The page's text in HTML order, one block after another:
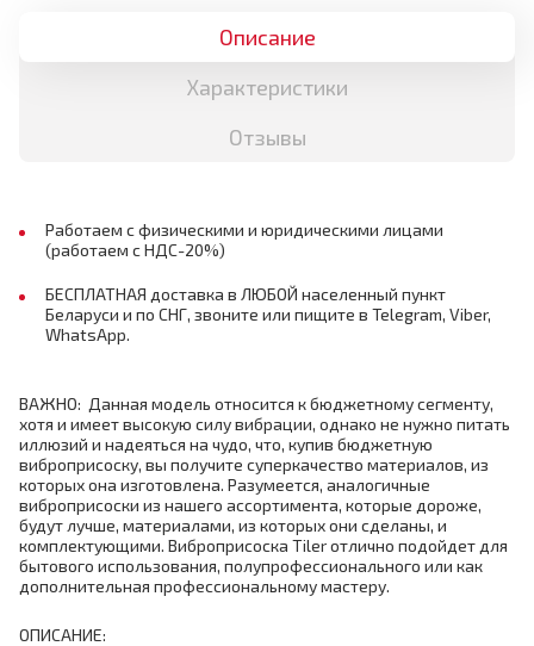
Описание
Характеристики
Отзывы
Работаем с физическими и юридическими лицами
(работаем с НДС-20%)
БЕСПЛАТНАЯ доставка в ЛЮБОЙ населенный пункт
Беларуси и по СНГ, звоните или пищите в Telegram, Viber,
WhatsApp.
ВАЖНО: Данная модель относится к бюджетному сегменту,
хотя и имеет высокую силу вибрации, однако не нужно питать
иллюзий и надеяться на чудо, что, купив бюджетную
виброприсоску, вы получите суперкачество материалов, из
которых она изготовлена. Разумеется, аналогичные
виброприсоски из нашего ассортимента, которые дороже,
будут лучше, материалами, из которых они сделаны, и
комплектующими. Виброприсоска Tiler отлично подойдет для
бытового использования, полупрофессионального или как
дополнительная профессиональному мастеру.
ОПИСАНИЕ: